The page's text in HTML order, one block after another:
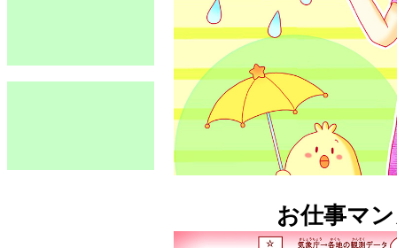
お仕事マ